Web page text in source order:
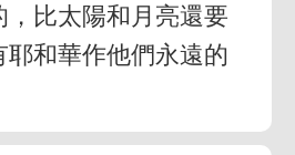
比太陽和月亮還要
和華作他們永遠的